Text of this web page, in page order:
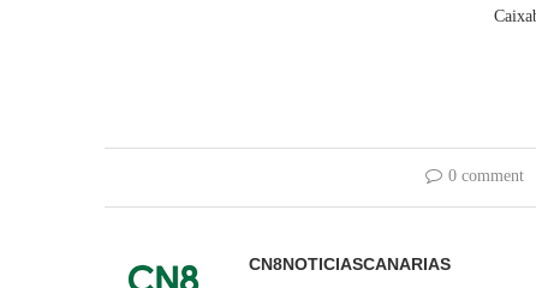
0 comment
CN8NOTICIASCANARIAS